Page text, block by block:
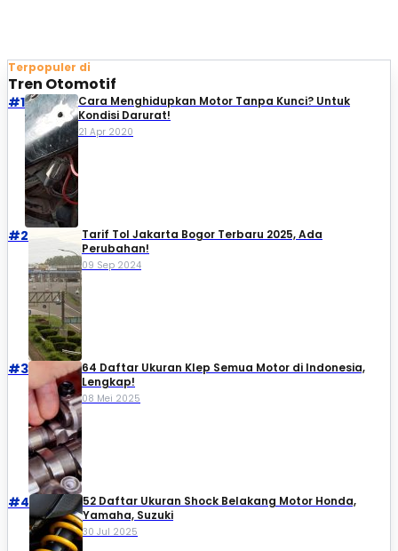
Terpopuler di
Tren Otomotif
#1
Cara Menghidupkan Motor Tanpa Kunci? Untuk
Kondisi Darurat!
21 Apr 2020
#2
Tarif Tol Jakarta Bogor Terbaru 2025, Ada
Perubahan!
09 Sep 2024
#3
64 Daftar Ukuran Klep Semua Motor di Indonesia,
Lengkap!
08 Mei 2025
#4
52 Daftar Ukuran Shock Belakang Motor Honda,
Yamaha, Suzuki​
30 Jul 2025